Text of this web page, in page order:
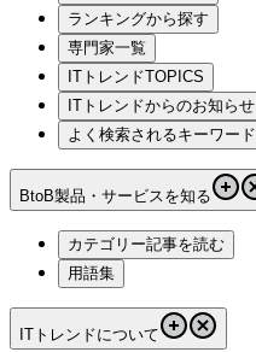
ランキングから探す
専門家一覧
ITトレンドTOPICS
ITトレンドからのお知らせ
よく検索されるキーワード
BtoB製品・サービスを知る
カテゴリー記事を読む
用語集
ITトレンドについて